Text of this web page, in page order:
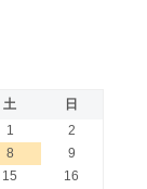
土
日
1
2
8
9
15
16